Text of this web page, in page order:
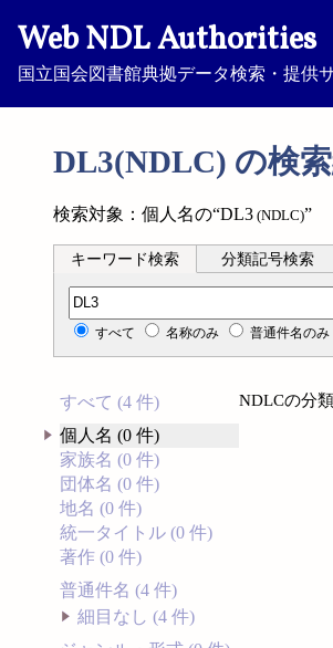
Web NDL Authorities
国立国会図書館典拠データ検索・提供
DL3(NDLC) の検
検索対象：個人名の“DL3 (NDLC)”
キーワード検索 分類記号検索
分類記号検索
すべて 名称のみ 普通件名のみ
すべて (4 件)
個人名 (0 件)
家族名 (0 件)
団体名 (0 件)
地名 (0 件)
統一タイトル (0 件)
著作 (0 件)
普通件名 (4 件)
細目なし (4 件)
NDLCの分